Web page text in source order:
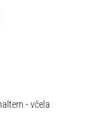
- včela